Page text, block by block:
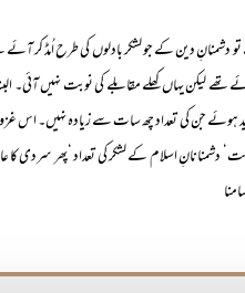
دین کے جو لشکر بادلوں کی طرح اُمڈ کر آئے
تھے لیکن یہاں کھلے مقابلے کی نوبت نہیں آئی۔
ہوئے جن کی تعداد چھ سات سے زیادہ نہیں۔ اس غزوے
دشمنانانِ اسلام کے لشکر کی تعداد ‘پھر سردی